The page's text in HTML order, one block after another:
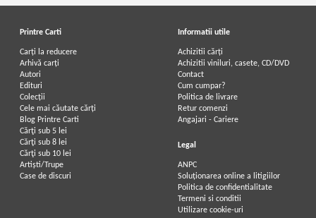
Printre Carti
Carți la reducere
Arhivă carți
Autori
Edituri
Colecții
Cele mai căutate cărți
Blog Printre Carti
Cărţi sub 5 lei
Cărţi sub 8 lei
Cărţi sub 10 lei
Artiști/Trupe
Case de discuri
Informatii utile
Achizitii cărți
Achizitii viniluri, casete, CD/DVD
Contact
Cum cumpar?
Politica de livrare
Retur comenzi
Angajari - Cariere
Legal
ANPC
Soluționarea online a litigiilor
Politica de confidentialitate
Termeni si conditii
Utilizare cookie-uri